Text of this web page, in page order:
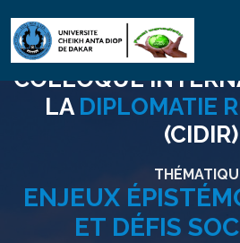
COLLOQUE
LA DIPLOMATIE
(CIDIR)
ENJEUX
ET DÉFIS